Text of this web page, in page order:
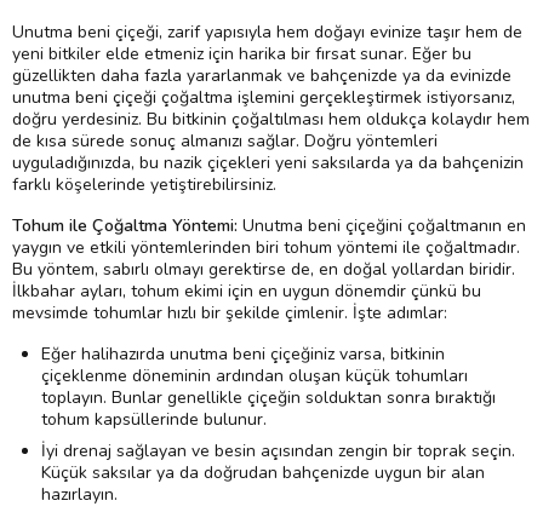
Unutma beni çiçeği, zarif yapısıyla hem doğayı evinize taşır hem de
yeni bitkiler elde etmeniz için harika bir fırsat sunar. Eğer bu
güzellikten daha fazla yararlanmak ve bahçenizde ya da evinizde
unutma beni çiçeği çoğaltma işlemini gerçekleştirmek istiyorsanız,
doğru yerdesiniz. Bu bitkinin çoğaltılması hem oldukça kolaydır hem
de kısa sürede sonuç almanızı sağlar. Doğru yöntemleri
uyguladığınızda, bu nazik çiçekleri yeni saksılarda ya da bahçenizin
farklı köşelerinde yetiştirebilirsiniz.
Tohum ile Çoğaltma Yöntemi: Unutma beni çiçeğini çoğaltmanın en
yaygın ve etkili yöntemlerinden biri tohum yöntemi ile çoğaltmadır.
Bu yöntem, sabırlı olmayı gerektirse de, en doğal yollardan biridir.
İlkbahar ayları, tohum ekimi için en uygun dönemdir çünkü bu
mevsimde tohumlar hızlı bir şekilde çimlenir. İşte adımlar:
Eğer halihazırda unutma beni çiçeğiniz varsa, bitkinin
çiçeklenme döneminin ardından oluşan küçük tohumları
toplayın. Bunlar genellikle çiçeğin solduktan sonra bıraktığı
tohum kapsüllerinde bulunur.
İyi drenaj sağlayan ve besin açısından zengin bir toprak seçin.
Küçük saksılar ya da doğrudan bahçenizde uygun bir alan
hazırlayın.